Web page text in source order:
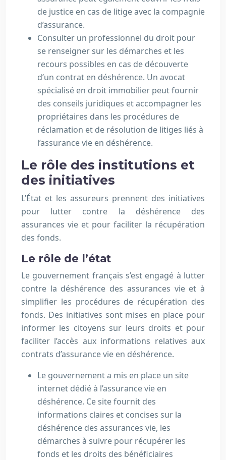
de justice en cas de litige avec la compagnie
d’assurance.
Consulter un professionnel du droit pour
se renseigner sur les démarches et les
recours possibles en cas de découverte
d’un contrat en déshérence. Un avocat
spécialisé en droit immobilier peut fournir
des conseils juridiques et accompagner les
propriétaires dans les procédures de
réclamation et de résolution de litiges liés à
l’assurance vie en déshérence.
Le rôle des institutions et
des initiatives
L’État et les assureurs prennent des initiatives
pour lutter contre la déshérence des
assurances vie et pour faciliter la récupération
des fonds.
Le rôle de l’état
Le gouvernement français s’est engagé à lutter
contre la déshérence des assurances vie et à
simplifier les procédures de récupération des
fonds. Des initiatives sont mises en place pour
informer les citoyens sur leurs droits et pour
faciliter l’accès aux informations relatives aux
contrats d’assurance vie en déshérence.
Le gouvernement a mis en place un site
internet dédié à l’assurance vie en
déshérence. Ce site fournit des
informations claires et concises sur la
déshérence des assurances vie, les
démarches à suivre pour récupérer les
fonds et les droits des bénéficiaires